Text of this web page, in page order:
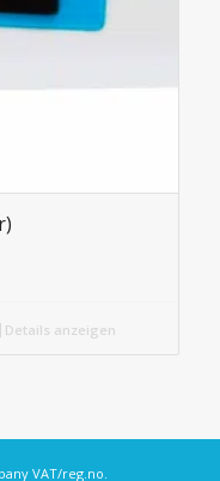
Details anzeigen
VAT/reg.no.